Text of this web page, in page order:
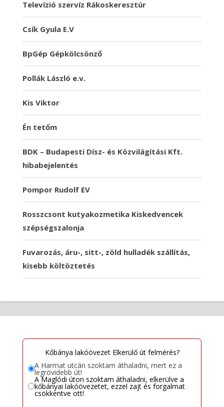
Televízió szervíz Rákoskeresztúr
Csík Gyula E.V
BpGép Gépkölcsönző
Pollák László e.v.
Kis Viktor
Én tetőm
BDK – Budapesti Dísz- és Közvilágítási Kft.
hibabejelentés
Pompor Rudolf EV
Rosszcsont kutyakozmetika Kiskedvencek
szépségszalonja
Fuvarozás, áru-, sitt-, zöld hulladék szállítás,
kisebb költöztetés
Kőbánya lakóövezet Elkerülő út felmérés?
A Harmat utcán szoktam áthaladni, mert ez a
legrövidebb út!
A Maglódi úton szoktam áthaladni, elkerülve a
kőbányai lakóövezetet, ezzel zajt és forgalmat
csökkentve ott!